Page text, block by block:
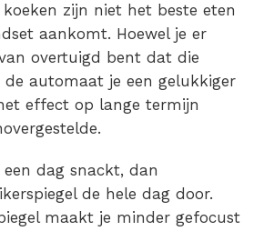
zijn niet het beste eten
aankomt. Hoewel je er
overtuigd bent dat die
de automaat je een gelukkiger
effect op lange termijn
dag snackt, dan
de hele dag door.
maakt je minder gefocust